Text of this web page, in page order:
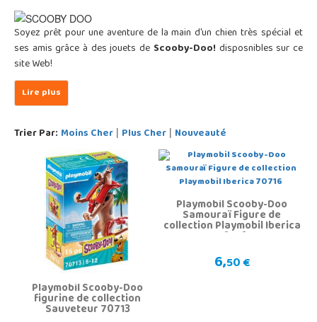
Soyez prêt pour une aventure de la main d'un chien très spécial et
ses amis grâce à des jouets de Scooby-Doo! disposnibles sur ce
site Web!
Trier Par: Moins Cher | Plus Cher | Nouveauté
Playmobil Scooby-Doo
figurine de collection
Sauveteur 70713
Playmobil Scooby-Doo
Samouraï Figure de
collection Playmobil Iberica
70716
6,50 €